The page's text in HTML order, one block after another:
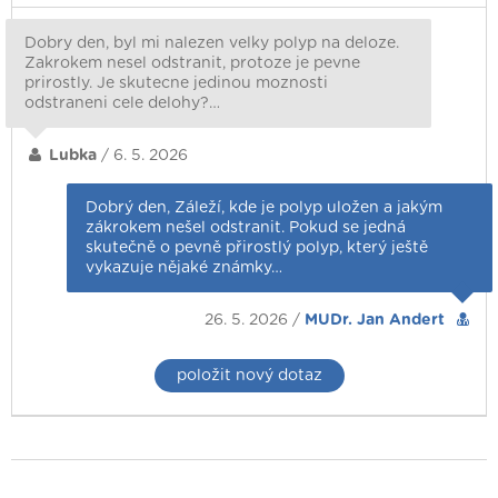
Dobry den, byl mi nalezen velky polyp na deloze.
Zakrokem nesel odstranit, protoze je pevne
prirostly. Je skutecne jedinou moznosti
odstraneni cele delohy?…
Lubka / 6. 5. 2026
Dobrý den, Záleží, kde je polyp uložen a jakým
zákrokem nešel odstranit. Pokud se jedná
skutečně o pevně přirostlý polyp, který ještě
vykazuje nějaké známky…
26. 5. 2026 / MUDr. Jan Andert
položit nový dotaz